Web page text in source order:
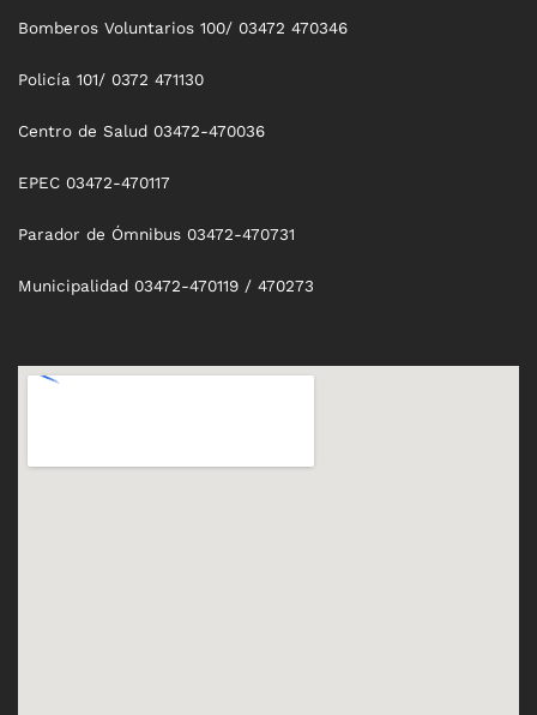
Bomberos Voluntarios 100/ 03472 470346
Policía 101/ 0372 471130
Centro de Salud 03472-470036
EPEC 03472-470117
Parador de Ómnibus 03472-470731
Municipalidad 03472-470119 / 470273